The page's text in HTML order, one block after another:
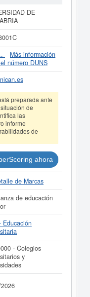
DE CANTABRIA
2026. Puede
página.
de la empresa
puede
ampliado
y consultar los
así como los
disponibles.
empresa se ha
DE
Más información
número DUNS
preparada ante
de
las
informe
de
ahora
de Marcas
de educación
Educación
- Colegios
y